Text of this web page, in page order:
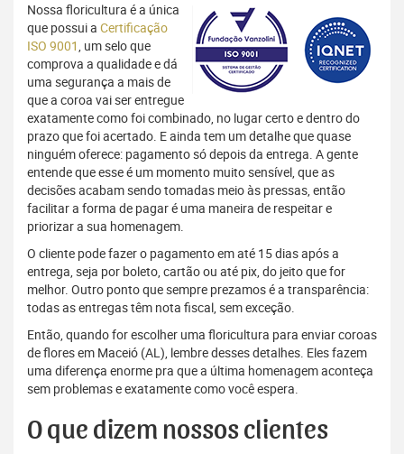
Nossa floricultura é a única
que possui a Certificação
ISO 9001, um selo que
comprova a qualidade e dá
uma segurança a mais de
que a coroa vai ser entregue
exatamente como foi combinado, no lugar certo e dentro do
prazo que foi acertado. E ainda tem um detalhe que quase
ninguém oferece: pagamento só depois da entrega. A gente
entende que esse é um momento muito sensível, que as
decisões acabam sendo tomadas meio às pressas, então
facilitar a forma de pagar é uma maneira de respeitar e
priorizar a sua homenagem.
O cliente pode fazer o pagamento em até 15 dias após a
entrega, seja por boleto, cartão ou até pix, do jeito que for
melhor. Outro ponto que sempre prezamos é a transparência:
todas as entregas têm nota fiscal, sem exceção.
Então, quando for escolher uma floricultura para enviar coroas
de flores em Maceió (AL), lembre desses detalhes. Eles fazem
uma diferença enorme pra que a última homenagem aconteça
sem problemas e exatamente como você espera.
O que dizem nossos clientes